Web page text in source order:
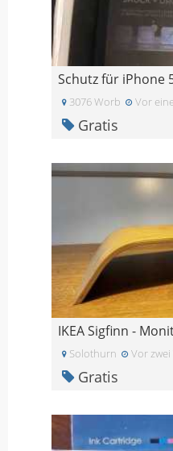
Schutz für iPhone
3076 Worb Vor
Gratis
IKEA Sigfinn -
Solothurn Vor
Gratis